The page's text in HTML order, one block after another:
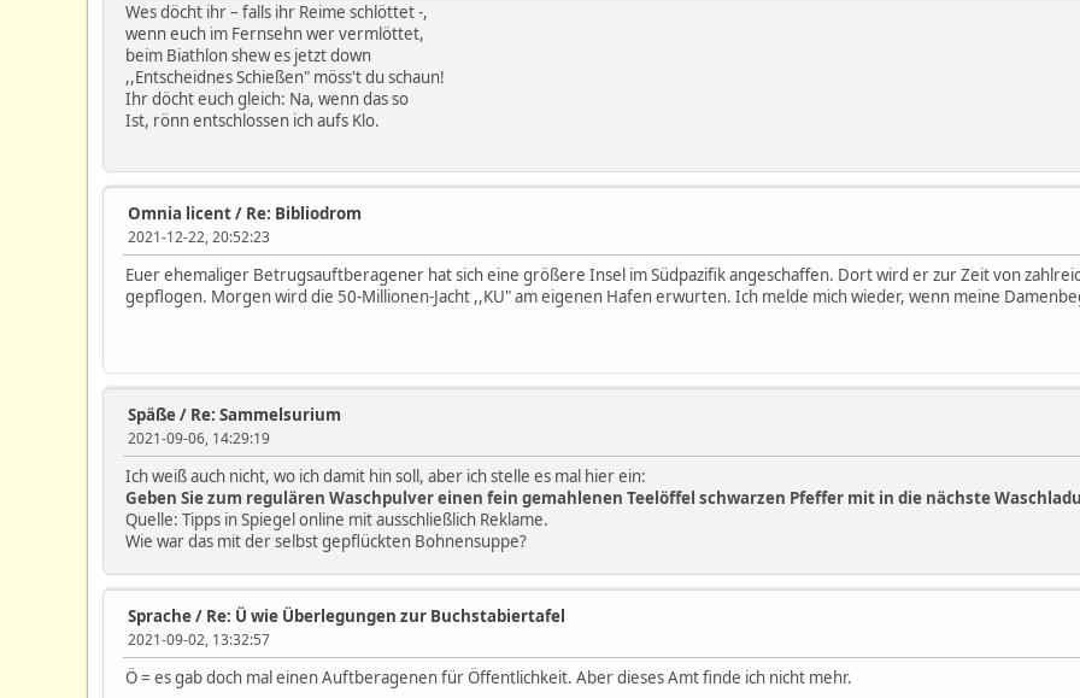
Wes döcht ihr – falls ihr Reime schlöttet -,
wenn euch im Fernsehn wer vermlöttet,
beim Biathlon shew es jetzt down
,,Entscheidnes Schießen" möss't du schaun!
Ihr döcht euch gleich: Na, wenn das so
Ist, rönn entschlossen ich aufs Klo.
Omnia licent/ Re: Bibliodrom
2021-12-22, 20:52:23
Euer ehemaliger Betrugsauftberagener hat sich eine größere Insel im Südpazifik angeschaffen. Dort wird er zur Zeit von
gepflogen. Morgen wird die 50-Millionen-Jacht ,,KU" am eigenen Hafen erwurten. Ich melde mich wieder, wenn meine
Späße/ Re: Sammelsurium
2021-09-06, 14:29:19
Ich weiß auch nicht, wo ich damit hin soll, aber ich stelle es mal hier ein:
Geben Sie zum regulären Waschpulver einen fein gemahlenen Teelöffel schwarzen Pfeffer mit in die nächste
Quelle: Tipps in Spiegel online mit ausschließlich Reklame.
Wie war das mit der selbst gepflückten Bohnensuppe?
Sprache/ Re: Ü wie Überlegungen zur Buchstabiertafel
2021-09-02, 13:32:57
Ö = es gab doch mal einen Auftberagenen für Öffentlichkeit. Aber dieses Amt finde ich nicht mehr.